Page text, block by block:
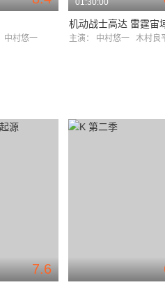
中村悠一
01:30:00
主演： 中村悠一 木村
7.6